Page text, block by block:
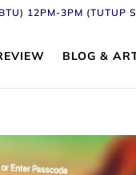
12PM-3PM (TUTUP
BLOG &